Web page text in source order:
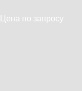
Цена по запросу